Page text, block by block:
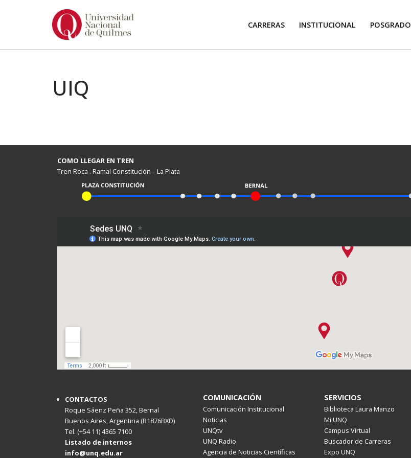
CARRERAS INSTITUCIONAL POSGRADO
UIQ
COMO LLEGAR EN TREN
Tren Roca . Ramal Constitución – La Plata
CONTACTOS
Roque Sáenz Peña 352, Bernal
Buenos Aires, Argentina (B1876BXD)
Tel. (+54 11) 4365 7100
Listado de internos
info@unq.edu.ar
COMUNICACIÓN
Comunicación Institucional
Noticias
UNQtv
UNQ Radio
Agencia de Noticias Científicas
SERVICIOS
Biblioteca Laura Manzo
Mi UNQ
Campus Virtual
Buscador de Carreras
Expo UNQ